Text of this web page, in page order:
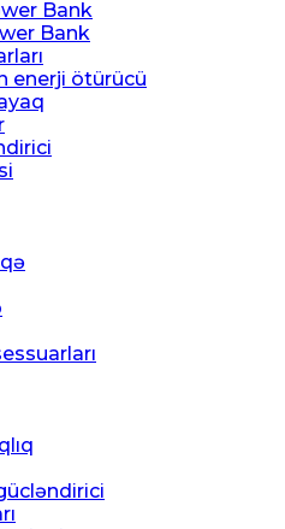
Bank
Bank
enerji ötürücü